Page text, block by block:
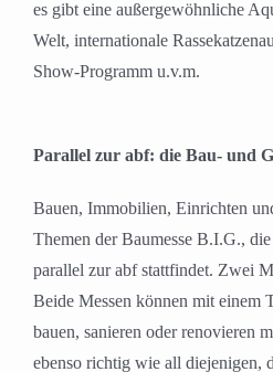
es gibt eine außergewöhnliche
Welt, internationale
Show-Programm u.v.m.
Parallel zur abf: die Bau- und
Bauen, Immobilien, Einrichten
Themen der Baumesse B.I.G.,
parallel zur abf stattfindet. Zwei
Beide Messen können mit einem
bauen, sanieren oder renovieren
ebenso richtig wie all diejenigen,